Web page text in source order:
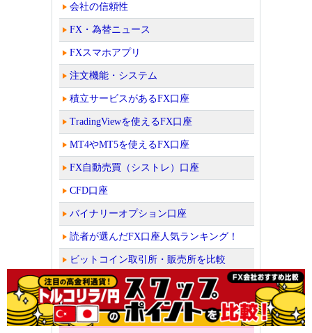
会社の信頼性
FX・為替ニュース
FXスマホアプリ
注文機能・システム
積立サービスがあるFX口座
TradingViewを使えるFX口座
MT4やMT5を使えるFX口座
FX自動売買（シストレ）口座
CFD口座
バイナリーオプション口座
読者が選んだFX口座人気ランキング！
ビットコイン取引所・販売所を比較
老舗FX会社の外為どっとコムではザイFX！か
らの口座開設者限定キャンペーン中！